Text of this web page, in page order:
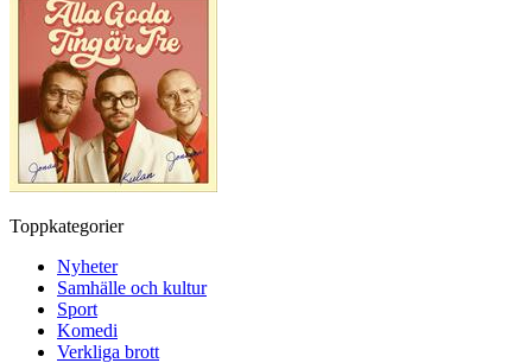
Toppkategorier
Nyheter
Samhälle och kultur
Sport
Komedi
Verkliga brott